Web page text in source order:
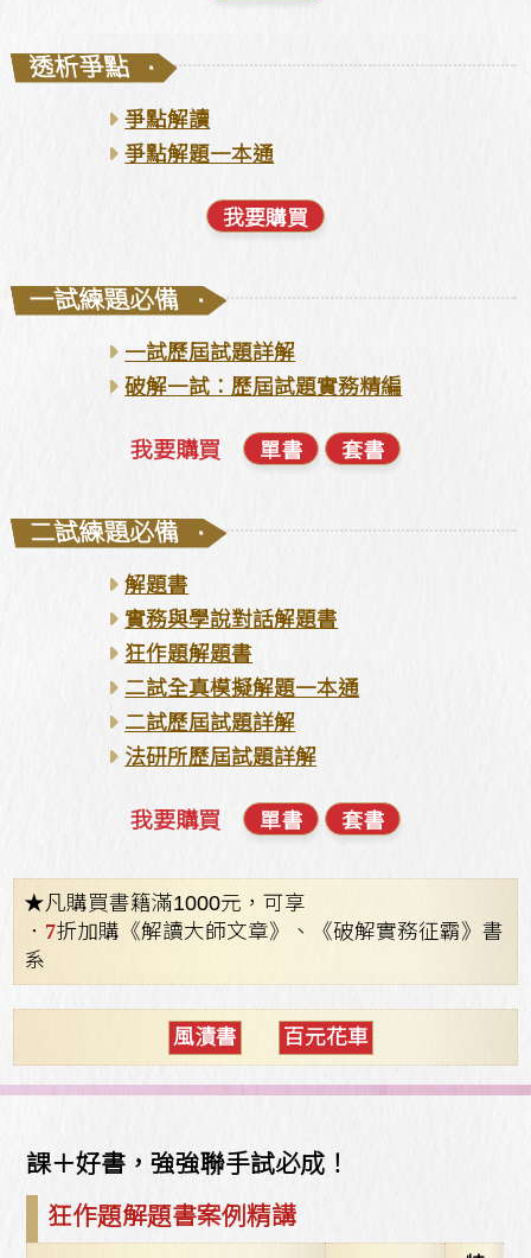
透析爭點 ·
爭點解讀
爭點解題一本通
我要購買
一試練題必備 ·
一試歷屆試題詳解
破解一試：歷屆試題實務精編
我要購買 單書 套書
二試練題必備 ·
解題書
實務與學說對話解題書
狂作題解題書
二試全真模擬解題一本通
二試歷屆試題詳解
法研所歷屆試題詳解
我要購買 單書 套書
★凡購買書籍滿1000元，可享
． 7折加購《解讀大師文章》、《破解實務征霸》書
系
風漬書 百元花車
課＋好書，強強聯手試必成！
狂作題解題書案例精講